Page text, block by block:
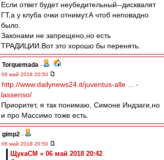
Если ответ будет неубедительный--дисквалят
ГТ,а у клуба очки отнимут.А чтоб неповадно
было.
Законами не запрещено,но есть
ТРАДИЦИИ.Вот это хорошо бы перенять.
Torquemada -
06 май 2018 20:50
http://www.dailynews24.it/juventus-alle ... -
lassenso/
Приоритет, я так понимаю, Симоне Индзаги,но
и про Массимо тоже есть.
gimp2 -
06 май 2018 20:50
ЩукаСМ » 06 май 2018 20:42